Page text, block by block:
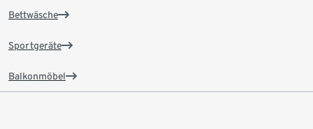
Bettwäsche
Sportgeräte
Balkonmöbel